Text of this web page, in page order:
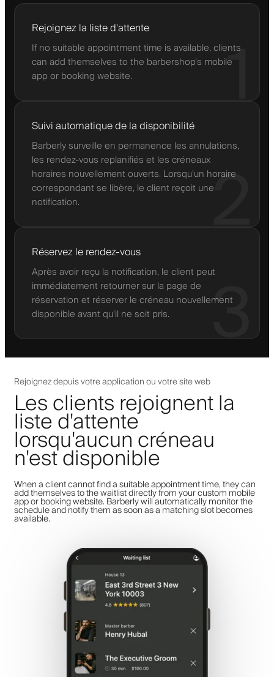
1
Rejoignez la liste d'attente
If no suitable appointment time is available, clients
can add themselves to the barbershop’s mobile
app or booking website.
2
Suivi automatique de la disponibilité
Barberly surveille en permanence les annulations,
les rendez-vous replanifiés et les créneaux
horaires nouvellement ouverts. Lorsqu'un horaire
correspondant se libère, le client reçoit une
notification.
3
Réservez le rendez-vous
Après avoir reçu la notification, le client peut
immédiatement retourner sur la page de
réservation et réserver le créneau nouvellement
disponible avant qu'il ne soit pris.
Rejoignez depuis votre application ou votre site web
Les clients rejoignent la
liste d'attente
lorsqu'aucun créneau
n'est disponible
When a client cannot find a suitable appointment time, they can
add themselves to the waitlist directly from your custom mobile
app or booking website. Barberly will automatically monitor the
schedule and notify them as soon as a matching slot becomes
available.